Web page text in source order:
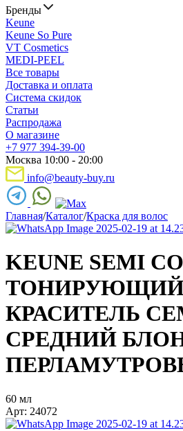
Бренды
Keune
Keune So Pure
VT Cosmetics
MEDI-PEEL
Все товары
Доставка и оплата
Система скидок
Статьи
Распродажа
О магазине
+7 977 394-39-00
Москва 10:00 - 20:00
info@beauty-buy.ru
Главная/Каталог/Краска для волос
KEUNE SEMI
КРАСИТЕЛЬ
СРЕДНИЙ
60 мл
Арт: 24072